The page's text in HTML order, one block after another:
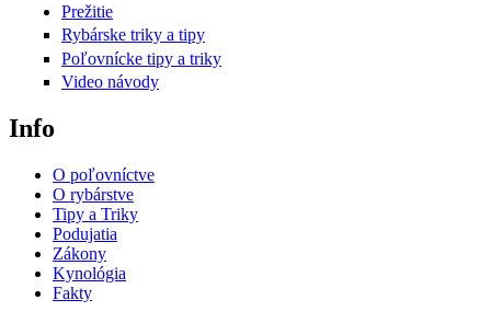
Prežitie
Rybárske triky a tipy
Poľovnícke tipy a triky
Video návody
Info
O poľovníctve
O rybárstve
Tipy a Triky
Podujatia
Zákony
Kynológia
Fakty